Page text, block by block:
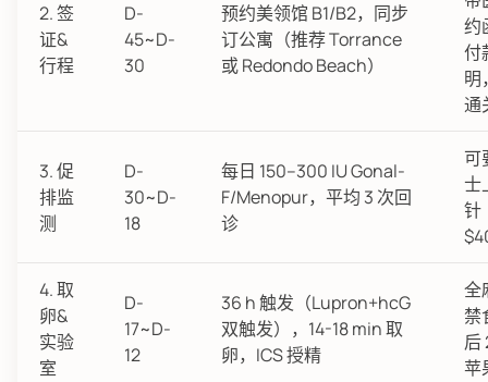
2. 签
证&
行程
D-
45~D-
30
预约美领馆 B1/B2，同步
订公寓（推荐 Torrance
或 Redondo Beach）
约
付
明
通
3. 促
排监
测
D-
30~D-
18
每日 150–300 IU Gonal-
F/Menopur，平均 3 次回
诊
可
士
针
4. 取
卵&
实验
室
D-
17~D-
12
36 h 触发（Lupron+hcG
双触发），14-18 min 取
卵，ICS 授精
全
禁
后
苹